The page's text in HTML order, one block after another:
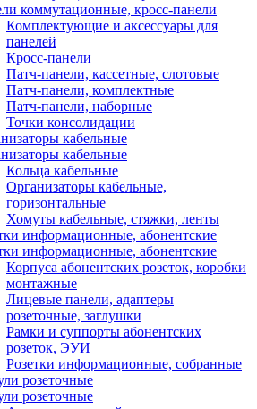
коммутационные, кросс-панели
Комплектующие и аксессуары для
панелей
Кросс-панели
Патч-панели, кассетные, слотовые
Патч-панели, комплектные
Патч-панели, наборные
Точки консолидации
кабельные
кабельные
Кольца кабельные
Организаторы кабельные,
горизонтальные
Хомуты кабельные, стяжки, ленты
информационные, абонентские
информационные, абонентские
Корпуса абонентских розеток, коробки
монтажные
Лицевые панели, адаптеры
розеточные, заглушки
Рамки и суппорты абонентских
розеток, ЭУИ
Розетки информационные, собранные
розеточные
розеточные